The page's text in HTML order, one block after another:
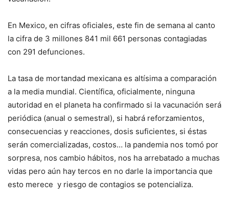
En Mexico, en cifras oficiales, este fin de semana al canto
la cifra de 3 millones 841 mil 661 personas contagiadas
con 291 defunciones.
La tasa de mortandad mexicana es altísima a comparación
a la media mundial. Científica, oficialmente, ninguna
autoridad en el planeta ha confirmado si la vacunación será
periódica (anual o semestral), si habrá reforzamientos,
consecuencias y reacciones, dosis suficientes, si éstas
serán comercializadas, costos… la pandemia nos tomó por
sorpresa, nos cambio hábitos, nos ha arrebatado a muchas
vidas pero aún hay tercos en no darle la importancia que
esto merece y riesgo de contagios se potencializa.